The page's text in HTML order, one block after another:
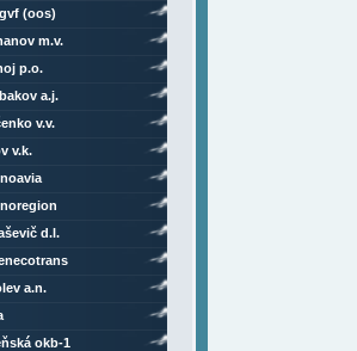
(oos)
m.v.
p.o.
a.j.
v.v.
v.k.
d.l.
a.n.
okb-1